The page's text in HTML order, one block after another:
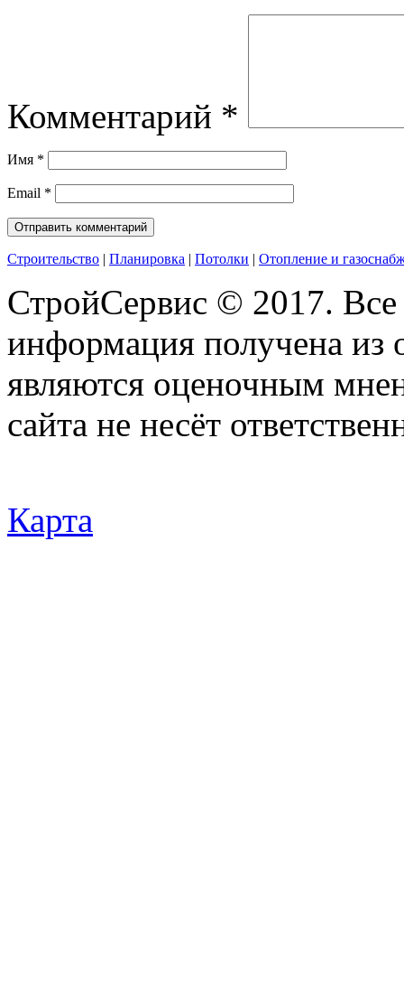
Комментарий *
Имя *
Email *
Строительство | Планировка | Потолки | Отопление и
СтройСервис © 2017.
информация получена из
являются оценочным
сайта не несёт
Карта